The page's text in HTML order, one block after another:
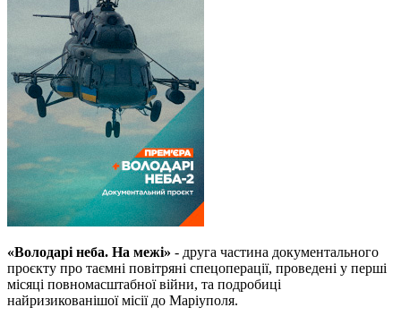
«Володарі неба. На межі» - друга частина документального
проєкту про таємні повітряні спецоперації, проведені у перші
місяці повномасштабної війни, та подробиці
найризикованішої місії до Маріуполя.